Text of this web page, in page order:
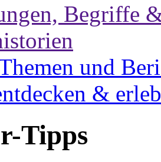
Begriffe
und
&
Tipps